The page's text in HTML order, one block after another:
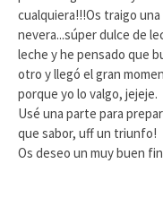
cualquiera!!!Os traigo
nevera...súper dulce de
leche y he pensado que
otro y llegó el gran
porque yo lo valgo, jejeje.
Usé una parte para
que sabor, uff un triunfo!
Os deseo un muy buen